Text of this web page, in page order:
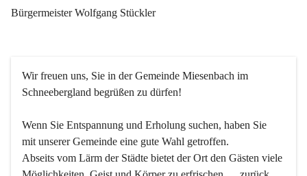
Bürgermeister Wolfgang Stückler
Wir freuen uns, Sie in der Gemeinde Miesenbach im
Schneebergland begrüßen zu dürfen!
Wenn Sie Entspannung und Erholung suchen, haben Sie
mit unserer Gemeinde eine gute Wahl getroffen.
Abseits vom Lärm der Städte bietet der Ort den Gästen viele